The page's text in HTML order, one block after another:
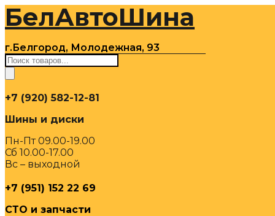
Перейти
содержимому
БелАвтоШина
г.Белгород, Молодежная, 93
Поиск
товаров
+7 (920) 582-12-81
Шины и диски
Пн-Пт 09.00-19.00
Сб 10.00-17.00
Вс – выходной
+7 (951) 152 22 69
СТО и запчасти